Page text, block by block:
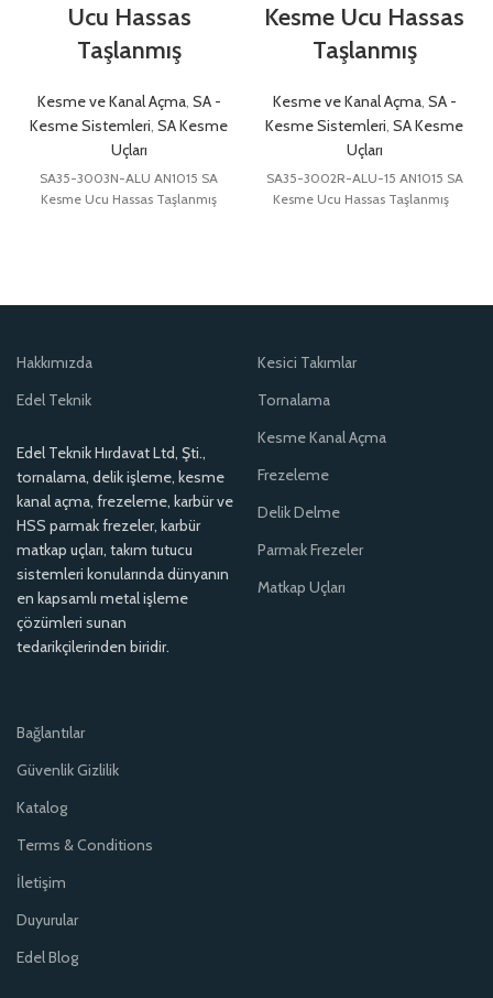
Ucu Hassas
Taşlanmış
Kesme ve Kanal Açma, SA -
Kesme Sistemleri, SA Kesme
Uçları
SA35-3003N-ALU AN1015 SA
Kesme Ucu Hassas Taşlanmış
Kesme Ucu Hassas
Taşlanmış
Kesme ve Kanal Açma, SA -
Kesme Sistemleri, SA Kesme
Uçları
SA35-3002R-ALU-15 AN1015 SA
Kesme Ucu Hassas Taşlanmış
Hakkımızda
Edel Teknik
Edel Teknik Hırdavat Ltd, Şti.,
tornalama, delik işleme, kesme
kanal açma, frezeleme, karbür ve
HSS parmak frezeler, karbür
matkap uçları, takım tutucu
sistemleri konularında dünyanın
en kapsamlı metal işleme
çözümleri sunan
tedarikçilerinden biridir.
Kesici Takımlar
Tornalama
Kesme Kanal Açma
Frezeleme
Delik Delme
Parmak Frezeler
Matkap Uçları
Bağlantılar
Güvenlik Gizlilik
Katalog
Terms & Conditions
İletişim
Duyurular
Edel Blog